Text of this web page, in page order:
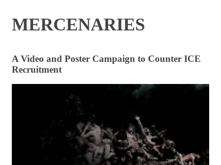
MERCENARIES
A Video and Poster Campaign to Counter ICE
Recruitment